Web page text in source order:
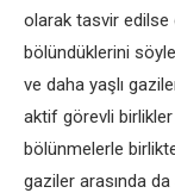
olarak tasvir edilse
bölündüklerini
ve daha yaşlı
aktif görevli
bölünmelerle
gaziler arasında da